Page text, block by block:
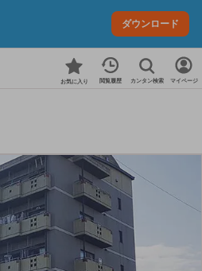
ダウンロード
お気に入り 閲覧履歴 カンタン検索 マイページ